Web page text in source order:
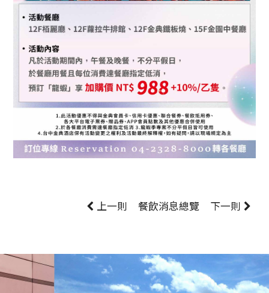
上一則 餐飲消息總覽 下一則